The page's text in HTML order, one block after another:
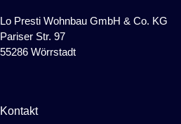
Lo Presti Wohnbau GmbH & Co. KG
Pariser Str. 97
55286 Wörrstadt
Kontakt